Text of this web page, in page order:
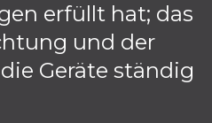
erfüllt hat; das
und der
Geräte ständig